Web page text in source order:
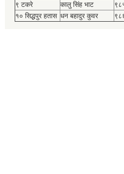
९ टकरे
कालु सिंह भाट
१० सिद्धपुर हतास धन बहादुर कुवर